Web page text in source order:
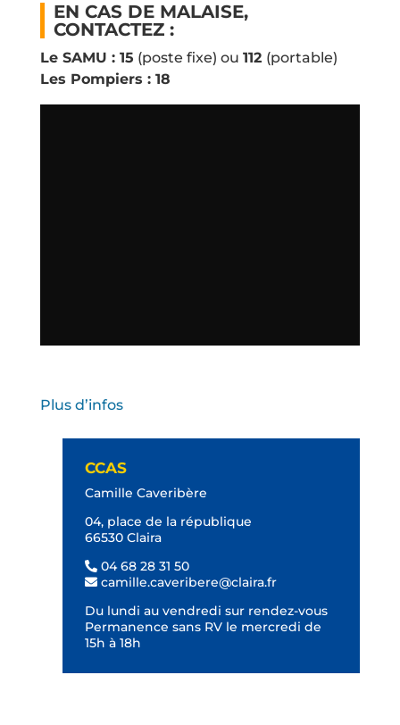
EN CAS DE MALAISE,
CONTACTEZ :
Le SAMU : 15 (poste fixe) ou 112 (portable)
Les Pompiers : 18
Plus d’infos
CCAS
Camille Caveribère
04, place de la république
66530 Claira
04 68 28 31 50
camille.caveribere@claira.fr
Du lundi au vendredi sur rendez-vous
Permanence sans RV le mercredi de
15h à 18h